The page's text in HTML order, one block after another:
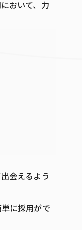
おいて、力
会えるよう
に採用がで